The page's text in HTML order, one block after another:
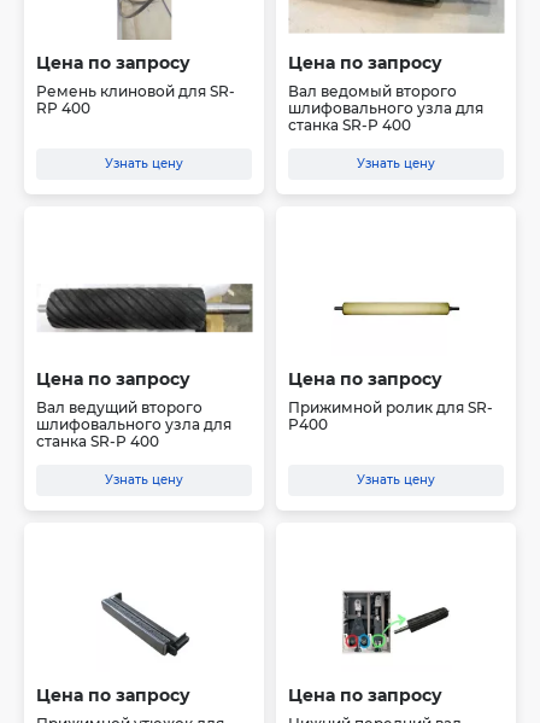
Цена по запросу
Ремень клиновой для SR-
RP 400
Узнать цену
Цена по запросу
Вал ведомый второго
шлифовального узла для
станка SR-P 400
Узнать цену
Цена по запросу
Вал ведущий второго
шлифовального узла для
станка SR-P 400
Узнать цену
Цена по запросу
Прижимной ролик для SR-
P400
Узнать цену
Цена по запросу Цена по запросу